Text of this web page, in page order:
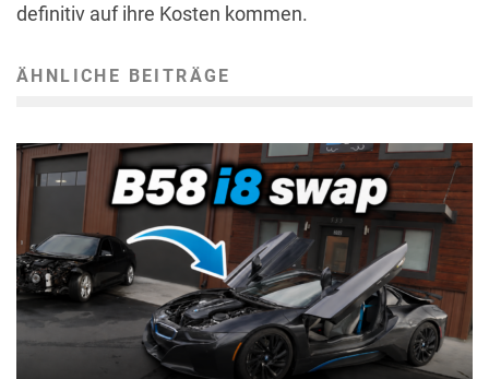
definitiv auf ihre Kosten kommen.
ÄHNLICHE BEITRÄGE